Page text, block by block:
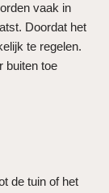
vaak in
Doordat het
te regelen.
buiten toe
de tuin of het